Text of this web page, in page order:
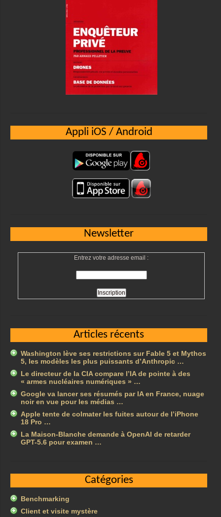
Appli iOS / Android
Newsletter
Entrez votre adresse email :
Articles récents
Washington lève ses restrictions sur Fable 5 et Mythos
5, les modèles les plus puissants d’Anthropic …
Le directeur de la CIA compare l’IA de pointe à des
« armes nucléaires numériques » …
Google va lancer ses résumés par IA en France, nuage
noir en vue pour les médias …
Apple tente de colmater les fuites autour de l’iPhone
18 Pro …
La Maison-Blanche demande à OpenAI de retarder
GPT-5.6 pour examen …
Catégories
Benchmarking
Client et visite mystère